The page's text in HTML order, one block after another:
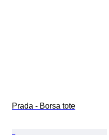
Prada - Borsa tote